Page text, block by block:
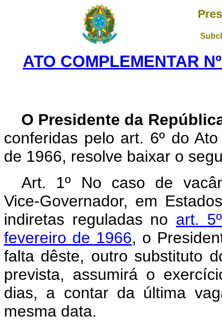
ATO COMPLEMENTAR
O Presidente da
conferidas pelo art. 6º do
de 1966, resolve baixar o
Art. 1º No caso de
Vice‑Governador, em
indiretas reguladas no art.
fevereiro de 1966, o
falta dêste, outro substituto
prevista, assumirá o
dias, a contar da última
mesma data.